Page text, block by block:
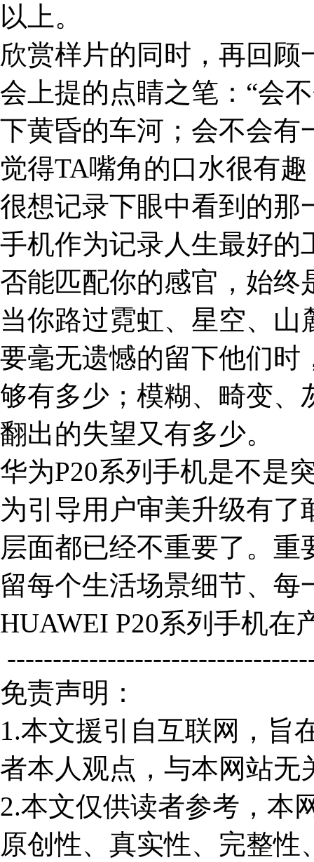
以上。
欣赏样片的同时，再回顾
会上提的点睛之笔：“会
下黄昏的车河；会不会有
觉得TA嘴角的口水很有
很想记录下眼中看到的
手机作为记录人生最好的
否能匹配你的感官，始终
当你路过霓虹、星空、
要毫无遗憾的留下他们时
够有多少；模糊、畸变、
翻出的失望又有多少。
华为P20系列手机是不是
为引导用户审美升级有
层面都已经不重要了。
留每个生活场景细节、
HUAWEI P20系列手机在
免责声明：
1.本文援引自互联网，旨
者本人观点，与本网站无
2.本文仅供读者参考，本
原创性、真实性、完整